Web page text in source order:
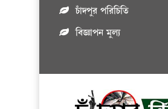
চাঁদপুর পরিচিতি
বিজ্ঞাপন মুল্য